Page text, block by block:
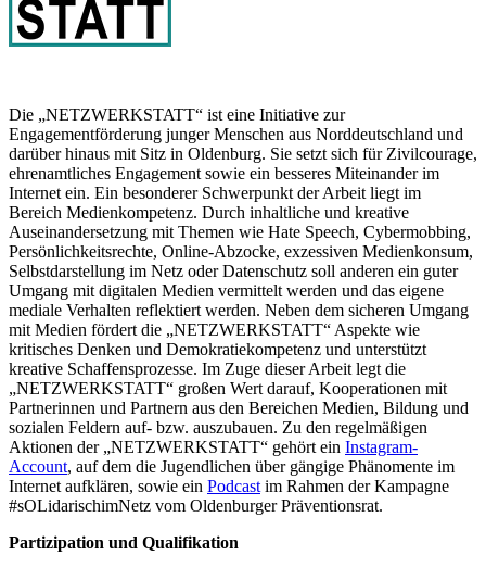
Die „NETZWERKSTATT“ ist eine Initiative zur
Engagementförderung junger Menschen aus Norddeutschland und
darüber hinaus mit Sitz in Oldenburg. Sie setzt sich für Zivilcourage,
ehrenamtliches Engagement sowie ein besseres Miteinander im
Internet ein. Ein besonderer Schwerpunkt der Arbeit liegt im
Bereich Medienkompetenz. Durch inhaltliche und kreative
Auseinandersetzung mit Themen wie Hate Speech, Cybermobbing,
Persönlichkeitsrechte, Online-Abzocke, exzessiven Medienkonsum,
Selbstdarstellung im Netz oder Datenschutz soll anderen ein guter
Umgang mit digitalen Medien vermittelt werden und das eigene
mediale Verhalten reflektiert werden. Neben dem sicheren Umgang
mit Medien fördert die „NETZWERKSTATT“ Aspekte wie
kritisches Denken und Demokratiekompetenz und unterstützt
kreative Schaffensprozesse. Im Zuge dieser Arbeit legt die
„NETZWERKSTATT“ großen Wert darauf, Kooperationen mit
Partnerinnen und Partnern aus den Bereichen Medien, Bildung und
sozialen Feldern auf- bzw. auszubauen. Zu den regelmäßigen
Aktionen der „NETZWERKSTATT“ gehört ein Instagram-
Account, auf dem die Jugendlichen über gängige Phänomente im
Internet aufklären, sowie ein Podcast im Rahmen der Kampagne
#sOLidarischimNetz vom Oldenburger Präventionsrat.
Partizipation und Qualifikation